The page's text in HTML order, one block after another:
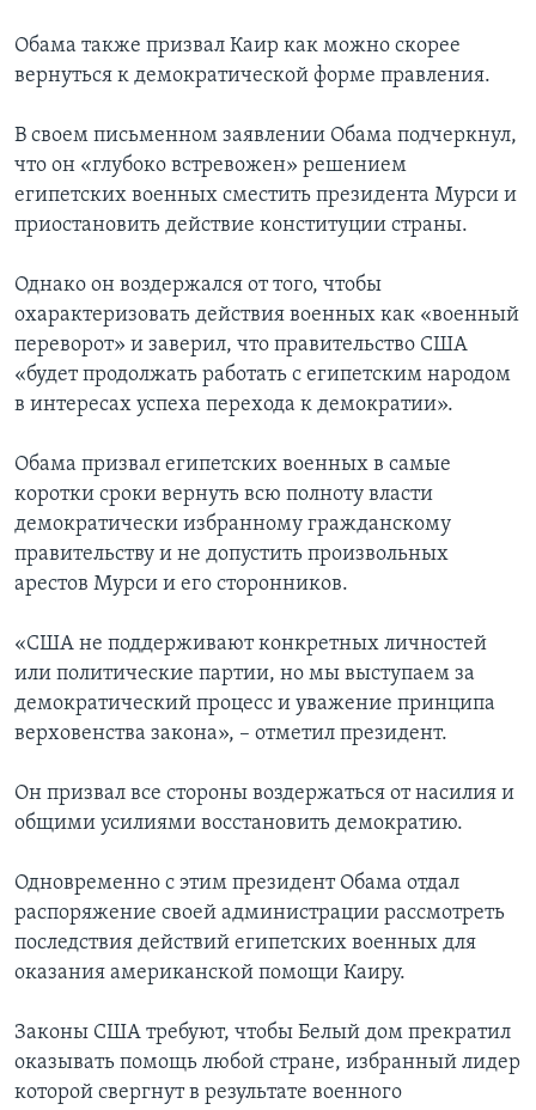
Обама также призвал Каир как можно скорее
вернуться к демократической форме правления.
В своем письменном заявлении Обама подчеркнул,
что он «глубоко встревожен» решением
египетских военных сместить президента Мурси и
приостановить действие конституции страны.
Однако он воздержался от того, чтобы
охарактеризовать действия военных как «военный
переворот» и заверил, что правительство США
«будет продолжать работать с египетским народом
в интересах успеха перехода к демократии».
Обама призвал египетских военных в самые
коротки сроки вернуть всю полноту власти
демократически избранному гражданскому
правительству и не допустить произвольных
арестов Мурси и его сторонников.
«США не поддерживают конкретных личностей
или политические партии, но мы выступаем за
демократический процесс и уважение принципа
верховенства закона», – отметил президент.
Он призвал все стороны воздержаться от насилия и
общими усилиями восстановить демократию.
Одновременно с этим президент Обама отдал
распоряжение своей администрации рассмотреть
последствия действий египетских военных для
оказания американской помощи Каиру.
Законы США требуют, чтобы Белый дом прекратил
оказывать помощь любой стране, избранный лидер
которой свергнут в результате военного